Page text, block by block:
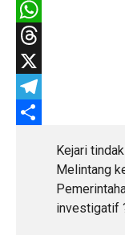
Facebook
WhatsApp
Threads
X
Telegram
Kejari
Melintang
investigatif